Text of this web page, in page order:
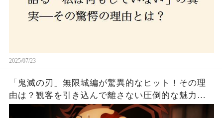
2025/07/23
「鬼滅の刃」無限城編が驚異的なヒット！その理
由は？観客を引き込んで離さない圧倒的な魅力と